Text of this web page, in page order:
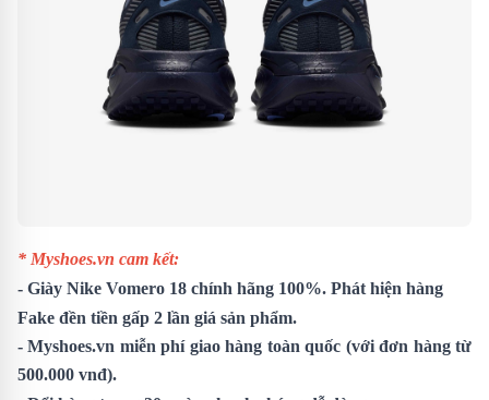
* Myshoes.vn cam kết:
- Giày Nike Vomero 18 chính hãng 100%. Phát hiện hàng
Fake đền tiền gấp 2 lần giá sản phẩm.
- Myshoes.vn miễn phí giao hàng toàn quốc (với đơn hàng từ
500.000 vnđ).